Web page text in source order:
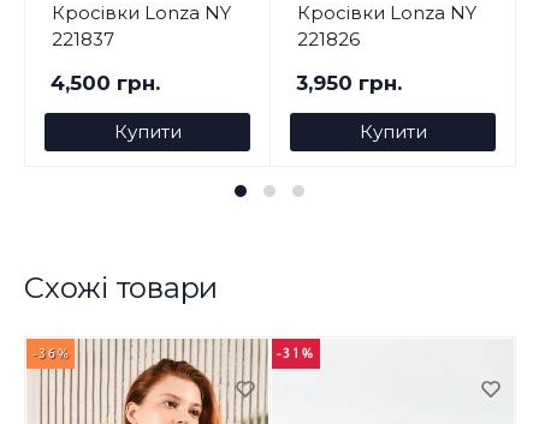
Кросівки Lonza NY
221837
4,500 грн.
Купити
Кросівки Lonza NY
221826
3,950 грн.
Купити
Схожі товари
-36% -31%